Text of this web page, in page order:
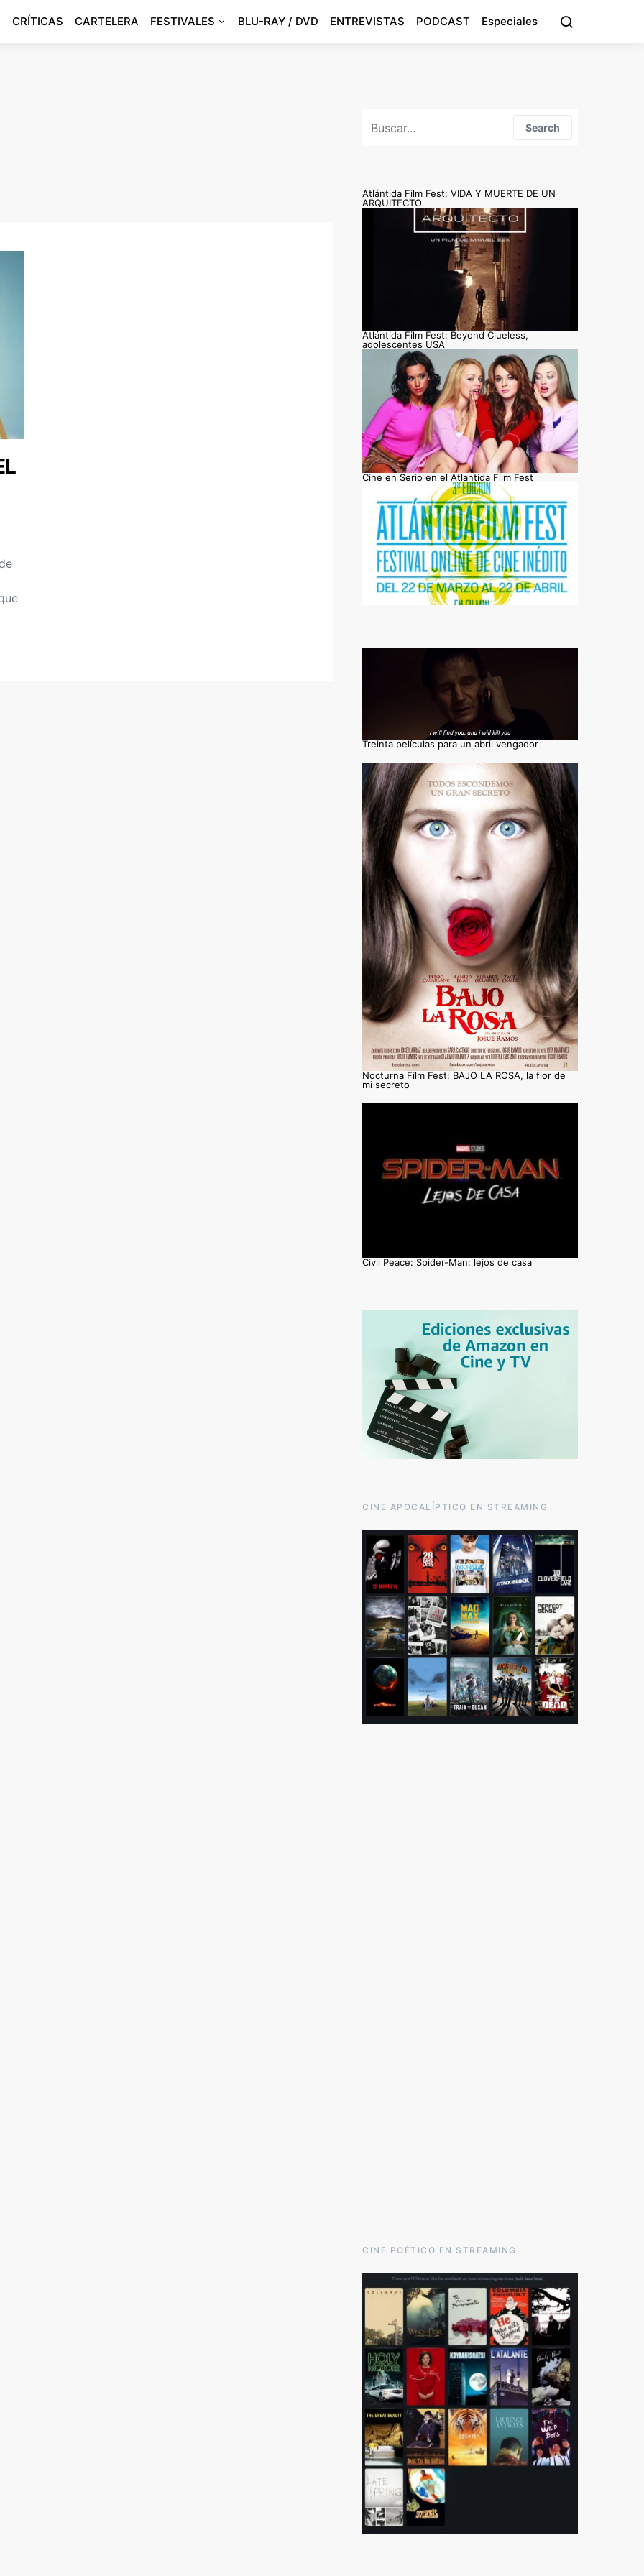
CRÍTICAS CARTELERA FESTIVALES BLU-RAY / DVD ENTREVISTAS PODCAST Especiales
Search
Atlántida Film Fest: VIDA Y MUERTE DE UN
ARQUITECTO
Atlántida Film Fest: Beyond Clueless,
adolescentes USA
Cine en Serio en el Atlantida Film Fest
Treinta películas para un abril vengador
Nocturna Film Fest: BAJO LA ROSA, la flor de
mi secreto
Civil Peace: Spider-Man: lejos de casa
CINE APOCALÍPTICO EN STREAMING
CINE POÉTICO EN STREAMING